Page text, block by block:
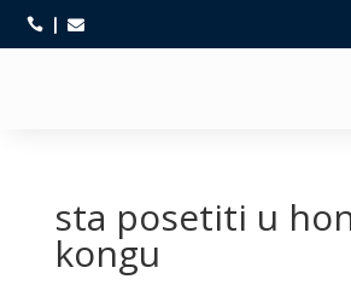
 
sta posetiti u
kongu